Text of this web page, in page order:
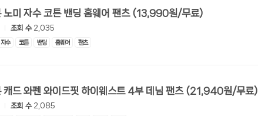
[롯데온] 헤이븐 노미 자수 코튼 밴딩 홈웨어 팬츠 (13,990원/무료)
조회 수 2,035
자수 코튼 밴딩 홈웨어 팬츠
[롯데온] 헤이븐 캐드 와펜 와이드핏 하이웨스트 4부 데님 팬츠 (21,940원/무료)
조회 수 2,085